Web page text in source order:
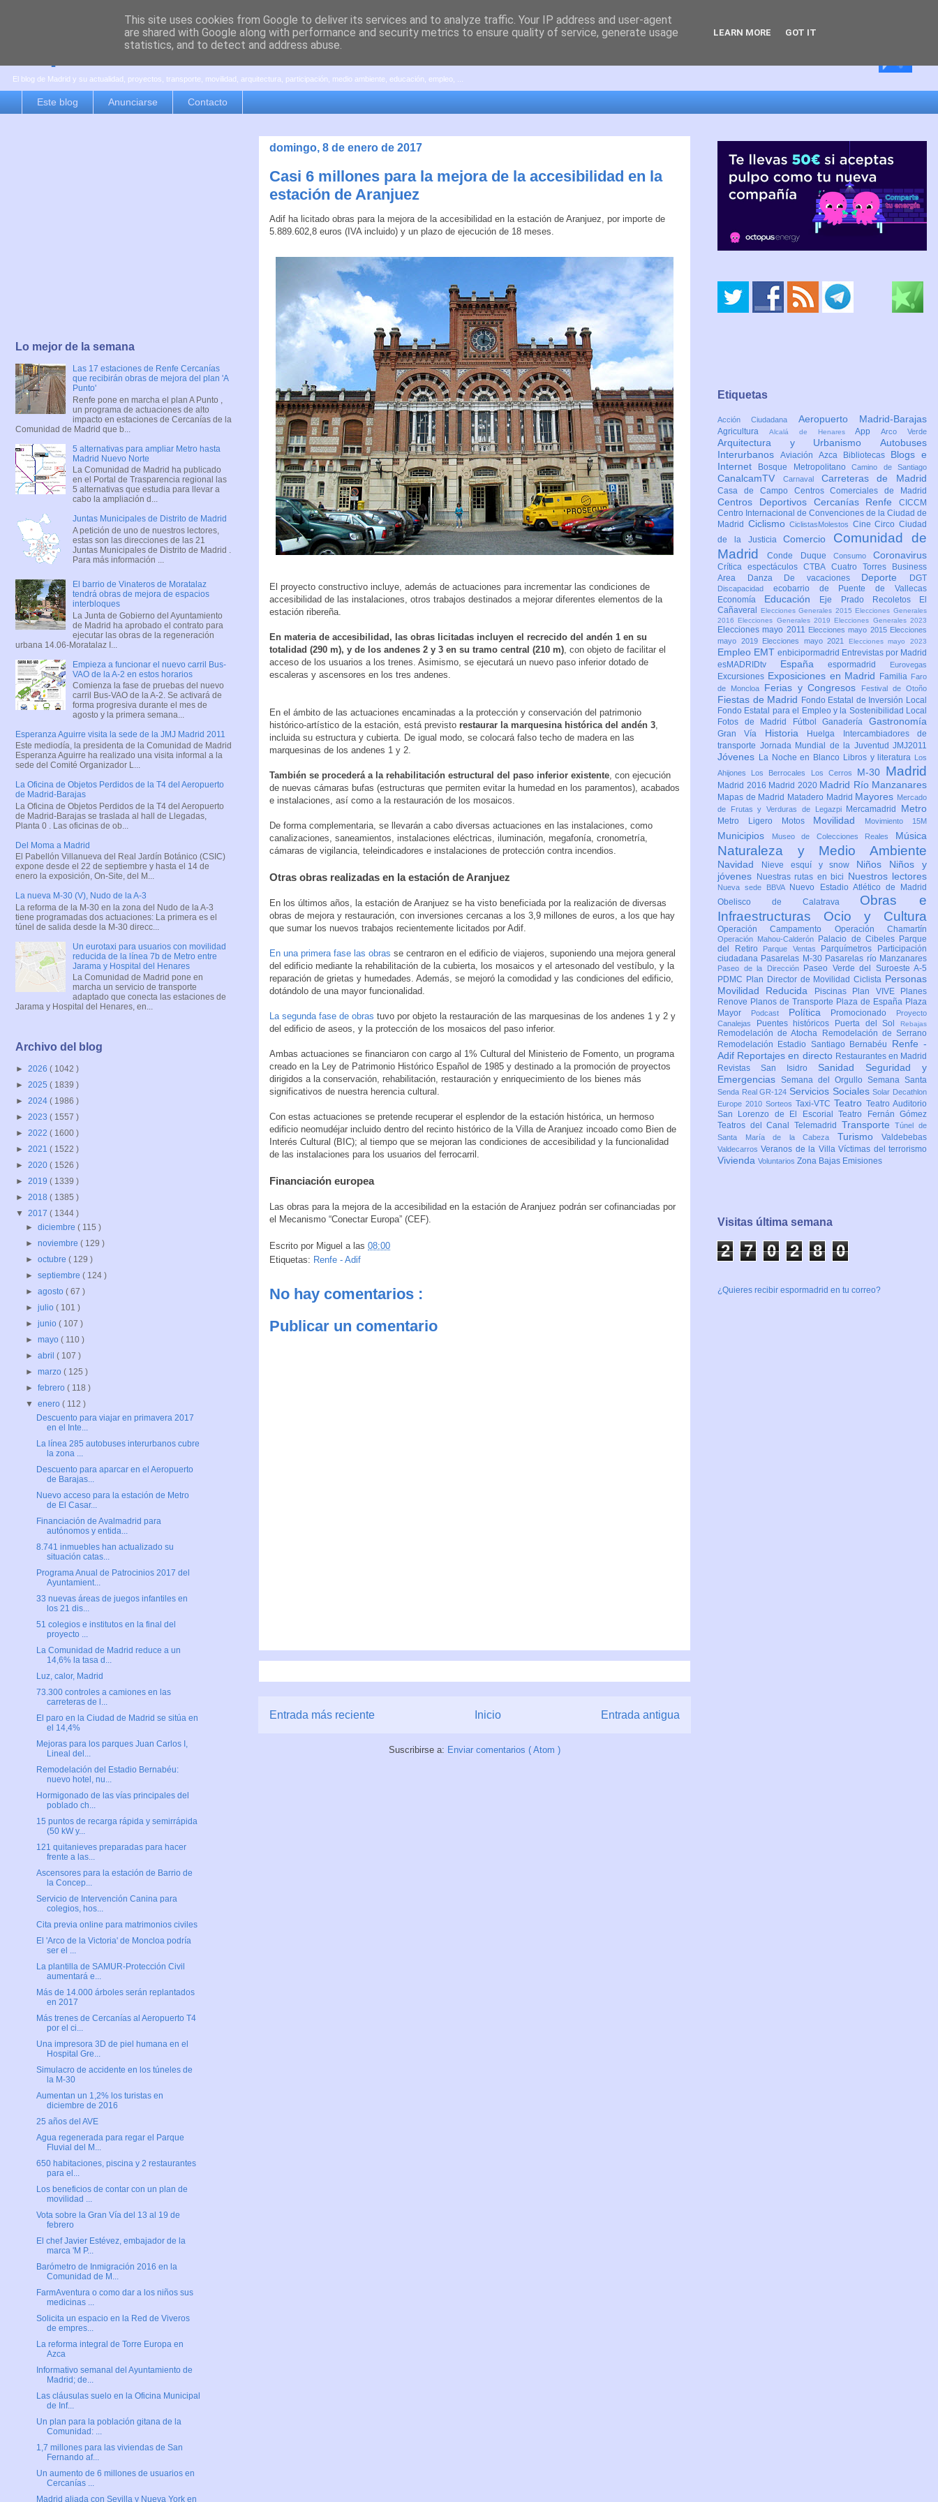
es por madrid
El blog de Madrid y su actualidad, proyectos, transporte, movilidad, arquitectura, participación, medio ambiente, educación, empleo, ...
Este blog Anunciarse Contacto
domingo, 8 de enero de 2017
Casi 6 millones para la mejora de la accesibilidad en la
estación de Aranjuez
Adif ha licitado obras para la mejora de la accesibilidad en la estación de Aranjuez, por importe de
5.889.602,8 euros (IVA incluido) y un plazo de ejecución de 18 meses.
El proyecto constructivo incluye, además de actuaciones para incrementar las condiciones de
accesibilidad de las instalaciones, otros trabajos destinados a mejorar diferentes elementos de la
estación ribereña.
En materia de accesibilidad, las obras licitadas incluyen el recrecido del andén 1 en su
totalidad (290 m), y de los andenes 2 y 3 en su tramo central (210 m) , con objeto de facilitar el
acceso de los usuarios a los trenes. Asimismo, se ejecutará un nuevo paso inferior dotado de
escaleras y ascensores en los tres andenes.
En el ámbito de las actuaciones encaminadas a la protección y conservación del patrimonio
histórico-artístico de la estación, está previsto restaurar la marquesina histórica del andén 3
incluida su estructura y cubierta. De igual modo, se colocará falso techo de madera en las
marquesinas de los andenes 1 y 2.
También se procederá a la rehabilitación estructural del paso inferior existente , con ejecución
de nuevas cámaras bufas (estructuras que permiten evitar la humedad en los paramentos), acabados
e instalaciones, así como a la restauración de los mosaicos.
De forma complementaria, se llevarán a cabo diversas actuaciones en las instalaciones, como
canalizaciones, saneamientos, instalaciones eléctricas, iluminación, megafonía, cronometría,
cámaras de vigilancia, teleindicadores e instalaciones de protección contra incendios.
Otras obras realizadas en la estación de Aranjuez
En los últimos años, la estación de Aranjuez se ha visto beneficiada por la realización de diversas
obras de mejora y restauración, con inversiones cercanas a los 3,9 millones de euros, a los que hay
que sumar los nuevos trabajos recientemente licitados por Adif.
En una primera fase las obras se centraron en el edificio de viajeros, suponiendo una mejora general
del edificio mediante la rehabilitación de la cubierta, los mosaicos y el artesonado del vestíbulo, y la
reparación de grietas y humedades. Además, se mejoró la comodidad y las condiciones del edificio,
dotándolo de una mayor funcionalidad.
La segunda fase de obras tuvo por objeto la restauración de las marquesinas de los andenes 1 y 2 y
del edificio de aseos, y la protección de los mosaicos del paso inferior.
Ambas actuaciones se financiaron con cargo al 1% Cultural del Ministerio de Fomento, un programa
creado en la Ley de Patrimonio Histórico Español de 1985 y destinado a la promoción de proyectos
dirigidos a la conservación, rehabilitación, restauración y enriquecimiento de los bienes más
significativos de nuestra herencia cultural.
Con estas actuaciones se pretende recuperar el esplendor de la estación histórica, un hermoso
edificio neomudéjar incluido dentro del recinto histórico de la Villa de Aranjuez incoado como Bien de
Interés Cultural (BIC); al tiempo que se mejoran las condiciones de accesibilidad y la funcionalidad
de las instalaciones para los usuarios del ferrocarril.
Financiación europea
Las obras para la mejora de la accesibilidad en la estación de Aranjuez podrán ser cofinanciadas por
el Mecanismo “Conectar Europa” (CEF).
Escrito por Miguel a las 08:00
Etiquetas: Renfe - Adif
No hay comentarios :
Publicar un comentario
Entrada más reciente Entrada antigua
Inicio
Suscribirse a: Enviar comentarios ( Atom )
Lo mejor de la semana
Las 17 estaciones de Renfe Cercanías
que recibirán obras de mejora del plan 'A
Punto'
Renfe pone en marcha el plan A Punto ,
un programa de actuaciones de alto
impacto en estaciones de Cercanías de la
Comunidad de Madrid que b...
5 alternativas para ampliar Metro hasta
Madrid Nuevo Norte
La Comunidad de Madrid ha publicado
en el Portal de Trasparencia regional las
5 alternativas que estudia para llevar a
cabo la ampliación d...
Juntas Municipales de Distrito de Madrid
A petición de uno de nuestros lectores,
estas son las direcciones de las 21
Juntas Municipales de Distrito de Madrid .
Para más información ...
El barrio de Vinateros de Moratalaz
tendrá obras de mejora de espacios
interbloques
La Junta de Gobierno del Ayuntamiento
de Madrid ha aprobado el contrato para
ejecutar las obras de la regeneración
urbana 14.06-Moratalaz I...
Empieza a funcionar el nuevo carril Bus-
VAO de la A-2 en estos horarios
Comienza la fase de pruebas del nuevo
carril Bus-VAO de la A-2. Se activará de
forma progresiva durante el mes de
agosto y la primera semana...
Esperanza Aguirre visita la sede de la JMJ Madrid 2011
Este mediodía, la presidenta de la Comunidad de Madrid
Esperanza Aguirre ha realizado una visita informal a la
sede del Comité Organizador L...
La Oficina de Objetos Perdidos de la T4 del Aeropuerto
de Madrid-Barajas
La Oficina de Objetos Perdidos de la T4 del Aeropuerto
de Madrid-Barajas se traslada al hall de Llegadas,
Planta 0 . Las oficinas de ob...
Del Moma a Madrid
El Pabellón Villanueva del Real Jardín Botánico (CSIC)
expone desde el 22 de septiembre y hasta el 14 de
enero la exposición, On-Site, del M...
La nueva M-30 (V), Nudo de la A-3
La reforma de la M-30 en la zona del Nudo de la A-3
tiene programadas dos actuaciones: La primera es el
túnel de salida desde la M-30 direcc...
Un eurotaxi para usuarios con movilidad
reducida de la línea 7b de Metro entre
Jarama y Hospital del Henares
La Comunidad de Madrid pone en
marcha un servicio de transporte
adaptado que conecta las estaciones de
Jarama y Hospital del Henares, en...
Archivo del blog
► 2026 ( 1042 )
► 2025 ( 1839 )
► 2024 ( 1986 )
► 2023 ( 1557 )
► 2022 ( 1600 )
► 2021 ( 1522 )
► 2020 ( 1526 )
► 2019 ( 1339 )
► 2018 ( 1385 )
▼ 2017 ( 1344 )
►diciembre( 115 )
►noviembre( 129 )
►octubre( 129 )
►septiembre( 124 )
►agosto( 67 )
►julio( 101 )
►junio( 107 )
►mayo( 110 )
►abril( 107 )
►marzo( 125 )
►febrero( 118 )
▼enero( 112 )
Descuento para viajar en primavera 2017
en el Inte...
La línea 285 autobuses interurbanos cubre
la zona ...
Descuento para aparcar en el Aeropuerto
de Barajas...
Nuevo acceso para la estación de Metro
de El Casar...
Financiación de Avalmadrid para
autónomos y entida...
8.741 inmuebles han actualizado su
situación catas...
Programa Anual de Patrocinios 2017 del
Ayuntamient...
33 nuevas áreas de juegos infantiles en
los 21 dis...
51 colegios e institutos en la final del
proyecto ...
La Comunidad de Madrid reduce a un
14,6% la tasa d...
Luz, calor, Madrid
73.300 controles a camiones en las
carreteras de l...
El paro en la Ciudad de Madrid se sitúa en
el 14,4%
Mejoras para los parques Juan Carlos I,
Lineal del...
Remodelación del Estadio Bernabéu:
nuevo hotel, nu...
Hormigonado de las vías principales del
poblado ch...
15 puntos de recarga rápida y semirrápida
(50 kW y...
121 quitanieves preparadas para hacer
frente a las...
Ascensores para la estación de Barrio de
la Concep...
Servicio de Intervención Canina para
colegios, hos...
Cita previa online para matrimonios civiles
El 'Arco de la Victoria' de Moncloa podría
ser el ...
La plantilla de SAMUR-Protección Civil
aumentará e...
Más de 14.000 árboles serán replantados
en 2017
Más trenes de Cercanías al Aeropuerto T4
por el ci...
Una impresora 3D de piel humana en el
Hospital Gre...
Simulacro de accidente en los túneles de
la M-30
Aumentan un 1,2% los turistas en
diciembre de 2016
25 años del AVE
Agua regenerada para regar el Parque
Fluvial del M...
650 habitaciones, piscina y 2 restaurantes
para el...
Los beneficios de contar con un plan de
movilidad ...
Vota sobre la Gran Vía del 13 al 19 de
febrero
El chef Javier Estévez, embajador de la
marca 'M P...
Barómetro de Inmigración 2016 en la
Comunidad de M...
FarmAventura o como dar a los niños sus
medicinas ...
Solicita un espacio en la Red de Viveros
de empres...
La reforma integral de Torre Europa en
Azca
Informativo semanal del Ayuntamiento de
Madrid; de...
Las cláusulas suelo en la Oficina Municipal
de Inf...
Un plan para la población gitana de la
Comunidad: ...
1,7 millones para las viviendas de San
Fernando af...
Un aumento de 6 millones de usuarios en
Cercanías ...
Madrid aliada con Sevilla y Nueva York en
Etiquetas
Acción Ciudadana Aeropuerto Madrid-Barajas
Agricultura Alcalá de HenaresAppArco Verde
Arquitectura y Urbanismo Autobuses
Interurbanos Aviación Azca Bibliotecas Blogs e
Internet
Bosque MetropolitanoCamino de Santiago
CanalcamTV Carnaval Carreteras de Madrid
Casa de Campo Centros Comerciales de Madrid
Centros Deportivos Cercanías Renfe CICCM
Centro Internacional de Convenciones de la Ciudad de
Madrid CiclismoCiclistasMolestos CineCircoCiudad
de la JusticiaComercio Comunidad de
MadridConde Duque Consumo Coronavirus
Crítica espectáculosCTBA Cuatro Torres Business
Area
Danza De vacaciones Deporte DGT
Discapacidad ecobarrio de Puente de Vallecas
Economía Educación Eje Prado Recoletos
El
Cañaveral
Elecciones Generales 2015 Elecciones Generales
2016 Elecciones Generales 2019 Elecciones Generales 2023
Elecciones mayo 2011 Elecciones mayo 2015 Elecciones
mayo 2019
Elecciones mayo 2021 Elecciones mayo 2023
Empleo EMT enbicipormadrid Entrevistas por Madrid
esMADRIDtv Españaespormadrid Eurovegas
Excursiones Exposiciones en Madrid Familia Faro
de Moncloa
Ferias y Congresos Festival de Otoño
Fiestas de Madrid Fondo Estatal de Inversión Local
Fondo Estatal para el Empleo y la Sostenibilidad Local
Fotos de Madrid
FútbolGanaderíaGastronomía
Gran Vía Historia Huelga
Intercambiadores de
transporte Jornada Mundial de la Juventud JMJ2011
Jóvenes La Noche en Blanco Libros y literatura
Los
Ahijones
Los Berrocales Los Cerros M-30 Madrid
Madrid 2016 Madrid 2020 Madrid Río Manzanares
Mapas de Madrid Matadero Madrid Mayores Mercado
de Frutas y Verduras de Legazpi
Mercamadrid Metro
Metro Ligero Motos Movilidad Movimiento 15M
Municipios Museo de Colecciones Reales Música
Naturaleza y Medio Ambiente
Navidad Nieve esquí y snow Niños Niños y
jóvenes
Nuestras rutas en bici Nuestros lectores
Nueva sede BBVA
Nuevo Estadio Atlético de Madrid
Obelisco de Calatrava Obras e
Infraestructuras Ocio y Cultura
Operación Campamento Operación Chamartín
Operación Mahou-Calderón Palacio de Cibeles Parque
del Retiro
Parque Ventas Parquímetros
Participación
ciudadana Pasarelas M-30 Pasarelas río Manzanares
Paseo de la Dirección
Paseo Verde del Suroeste A-5
PDMC Plan Director de Movilidad Ciclista Personas
Movilidad Reducida
Piscinas Plan VIVE
Planes
Renove Planos de Transporte Plaza de España Plaza
Mayor
Podcast Política Promocionado
Proyecto
Canalejas
Puentes históricos Puerta del Sol Rebajas
Remodelación de Atocha
Remodelación de Serrano
Remodelación Estadio Santiago Bernabéu Renfe -
Adif Reportajes en directo Restaurantes en Madrid
Revistas San Isidro Sanidad Seguridad y
Emergencias Semana del Orgullo Semana Santa
Senda Real GR-124 Servicios SocialesSolar Decathlon
Europe 2010 Sorteos Taxi-VTC Teatro Teatro Auditorio
San Lorenzo de El EscorialTeatro Fernán Gómez
Teatros del Canal Telemadrid TransporteTúnel de
Santa María de la Cabeza Turismo Valdebebas
ValdecarrosVeranos de la VillaVíctimas del terrorismo
Vivienda Voluntarios Zona Bajas Emisiones
Visitas última semana
2 7 0 2 8 0
¿Quieres recibir espormadrid en tu correo?
This site uses cookies from Google to deliver its services and to analyze traffic. Your IP address and user-agent
are shared with Google along with performance and security metrics to ensure quality of service, generate usage
statistics, and to detect and address abuse.
LEARN MORE GOT IT